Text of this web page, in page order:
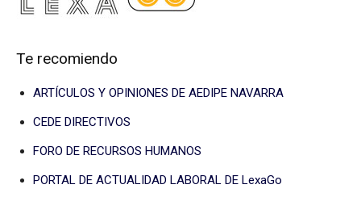
Te recomiendo
ARTÍCULOS Y OPINIONES DE AEDIPE NAVARRA
CEDE DIRECTIVOS
FORO DE RECURSOS HUMANOS
PORTAL DE ACTUALIDAD LABORAL DE LexaGo